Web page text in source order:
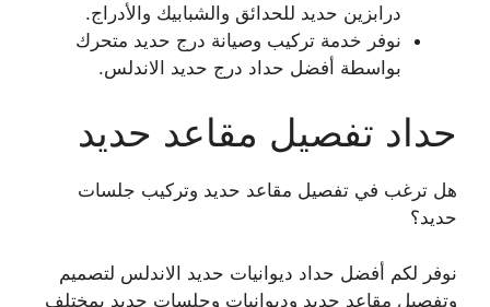
درابزين حديد للحدائق والشبابيك والأدراج.
نوفر خدمة تركيب وصيانة درج حديد متحرك
بواسطة أفضل حداد درج حديد الاندلس.
حداد تفصيل مقاعد حديد
هل ترغب في تفصيل مقاعد حديد وتركيب جلسات
حديد؟
نوفر لكم أفضل حداد ديوانيات حديد الاندلس لتصميم
وتفصيل مقاعد حديد وديوانيات وجلسات حديد بمختلف